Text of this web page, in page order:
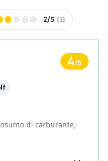
2/5 (1)
4/5
di carburante,